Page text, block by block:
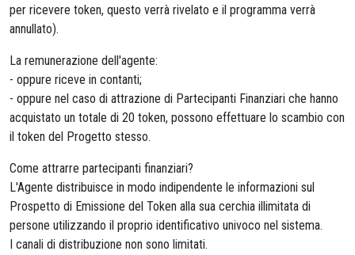
per ricevere token, questo verrà rivelato e il programma verrà
annullato).
La remunerazione dell'agente:
- oppure riceve in contanti;
- oppure nel caso di attrazione di Partecipanti Finanziari che hanno
acquistato un totale di 20 token, possono effettuare lo scambio con
il token del Progetto stesso.
Come attrarre partecipanti finanziari?
L'Agente distribuisce in modo indipendente le informazioni sul
Prospetto di Emissione del Token alla sua cerchia illimitata di
persone utilizzando il proprio identificativo univoco nel sistema.
I canali di distribuzione non sono limitati.